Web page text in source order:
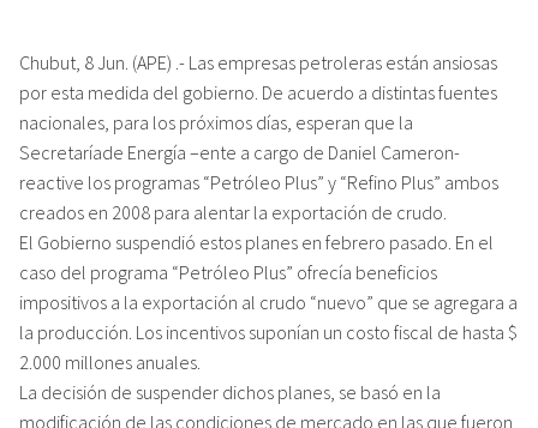
Chubut, 8 Jun. (APE) .- Las empresas petroleras están ansiosas
por esta medida del gobierno. De acuerdo a distintas fuentes
nacionales, para los próximos días, esperan que la
Secretaríade Energía –ente a cargo de Daniel Cameron-
reactive los programas “Petróleo Plus” y “Refino Plus” ambos
creados en 2008 para alentar la exportación de crudo.
El Gobierno suspendió estos planes en febrero pasado. En el
caso del programa “Petróleo Plus” ofrecía beneficios
impositivos a la exportación al crudo “nuevo” que se agregara a
la producción. Los incentivos suponían un costo fiscal de hasta $
2.000 millones anuales.
La decisión de suspender dichos planes, se basó en la
modificación de las condiciones de mercado en las que fueron